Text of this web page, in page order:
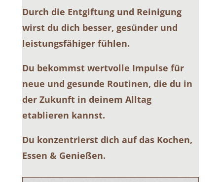
Durch die Entgiftung und Reinigung
wirst du dich besser, gesünder und
leistungsfähiger fühlen.
Du bekommst wertvolle Impulse für
neue und gesunde Routinen, die du in
der Zukunft in deinem Alltag
etablieren kannst.
Du konzentrierst dich auf das Kochen,
Essen & Genießen.